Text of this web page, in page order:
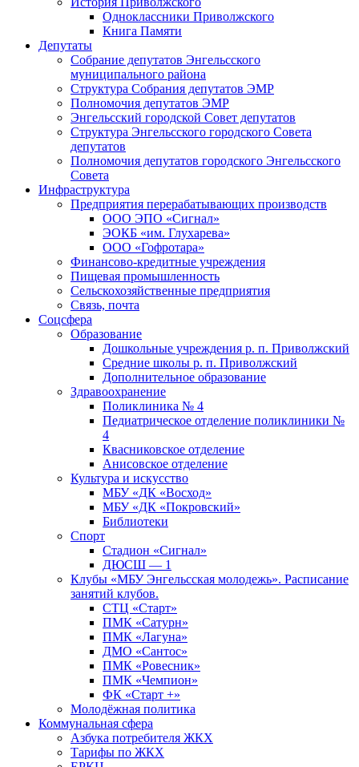
Одноклассники Приволжского
Книга Памяти
Депутаты
Собрание депутатов Энгельсского
муниципального района
Структура Собрания депутатов ЭМР
Полномочия депутатов ЭМР
Энгельсский городской Совет депутатов
Структура Энгельсского городского Совета
депутатов
Полномочия депутатов городского Энгельсского
Совета
Инфраструктура
Предприятия перерабатывающих производств
ООО ЭПО «Сигнал»
ЭОКБ «им. Глухарева»
ООО «Гофротара»
Финансово-кредитные учреждения
Пищевая промышленность
Сельскохозяйственные предприятия
Связь, почта
Соцсфера
Образование
Дошкольные учреждения р. п. Приволжский
Средние школы р. п. Приволжский
Дополнительное образование
Здравоохранение
Поликлиника № 4
Педиатрическое отделение поликлиники №
4
Квасниковское отделение
Анисовское отделение
Культура и искусство
МБУ «ДК «Восход»
МБУ «ДК «Покровский»
Библиотеки
Спорт
Стадион «Сигнал»
ДЮСШ — 1
Клубы «МБУ Энгельсская молодежь». Расписание
занятий клубов.
СТЦ «Старт»
ПМК «Сатурн»
ПМК «Лагуна»
ДМО «Сантос»
ПМК «Ровесник»
ПМК «Чемпион»
ФК «Старт +»
Молодёжная политика
Коммунальная сфера
Азбука потребителя ЖКХ
Тарифы по ЖКХ